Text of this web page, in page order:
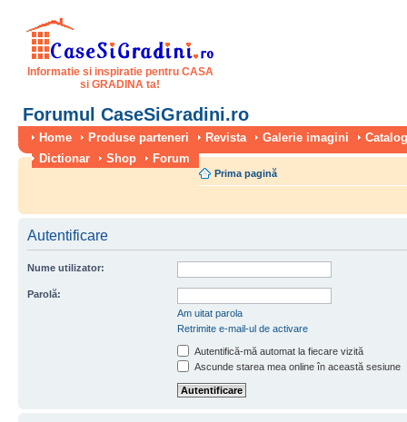
Informatie si inspiratie pentru CASA
si GRADINA ta!
Forumul CaseSiGradini.ro
Home Produse parteneri Revista Galerie imagini
Dictionar
Shop Forum
Prima pagină
Autentificare
Nume utilizator:
Parolă:
Am uitat parola
Retrimite e-mail-ul de activare
Autentifică-mă automat la fiecare vizită
Ascunde starea mea online în această sesiune